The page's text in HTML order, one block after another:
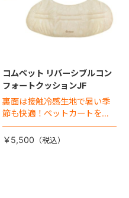
コムペット リバーシブルコン
フォートクッションJF
裏面は接触冷感生地で暑い季
節も快適！ペットカートをお
しゃれに・かわいく・かっこ
よく！
￥5,500